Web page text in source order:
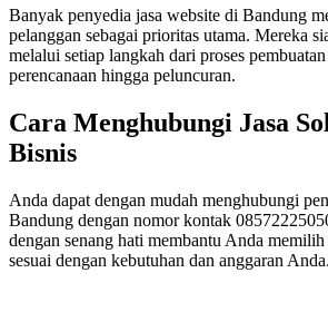
Banyak penyedia jasa website di Bandung
pelanggan sebagai prioritas utama. Mereka
melalui setiap langkah dari proses
perencanaan hingga peluncuran.
Cara Menghubungi Jasa
Bisnis
Anda dapat dengan mudah menghubungi
Bandung dengan nomor kontak
dengan senang hati membantu Anda
sesuai dengan kebutuhan dan anggaran Anda.